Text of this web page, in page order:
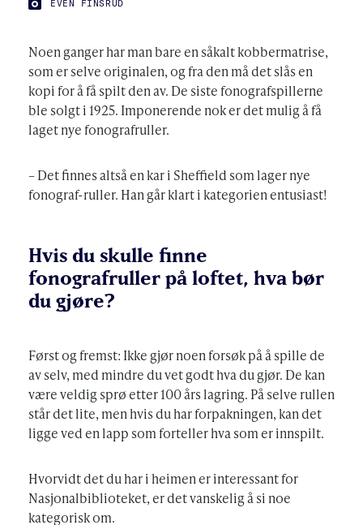
FOTO:
EVEN FINSRUD
Noen ganger har man bare en såkalt kobbermatrise,
som er selve originalen, og fra den må det slås en
kopi for å få spilt den av. De siste fonografspillerne
ble solgt i 1925. Imponerende nok er det mulig å få
laget nye fonografruller.
– Det finnes altså en kar i Sheffield som lager nye
fonograf-ruller. Han går klart i kategorien entusiast!
Hvis du skulle finne
fonografruller på loftet, hva bør
du gjøre?
Først og fremst: Ikke gjør noen forsøk på å spille de
av selv, med mindre du vet godt hva du gjør. De kan
være veldig sprø etter 100 års lagring. På selve rullen
står det lite, men hvis du har forpakningen, kan det
ligge ved en lapp som forteller hva som er innspilt.
Hvorvidt det du har i heimen er interessant for
Nasjonalbiblioteket, er det vanskelig å si noe
kategorisk om.